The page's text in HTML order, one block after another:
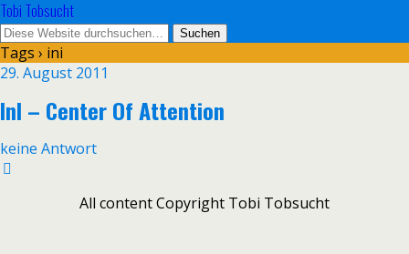
Tobi Tobsucht
Tags › ini
29. August 2011
InI – Center Of Attention
keine Antwort
All content Copyright Tobi Tobsucht